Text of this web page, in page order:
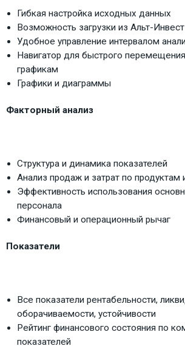
Гибкая настройка исходных данных
Возможность загрузки из Альт-Инвест
Удобное управление интервалом
Навигатор для быстрого
графикам
Графики и диаграммы
Факторный анализ
Структура и динамика показателей
Анализ продаж и затрат по продуктам
Эффективность использования
персонала
Финансовый и операционный рычаг
Показатели
Все показатели рентабельности,
оборачиваемости, устойчивости
Рейтинг финансового состояния по
показателей